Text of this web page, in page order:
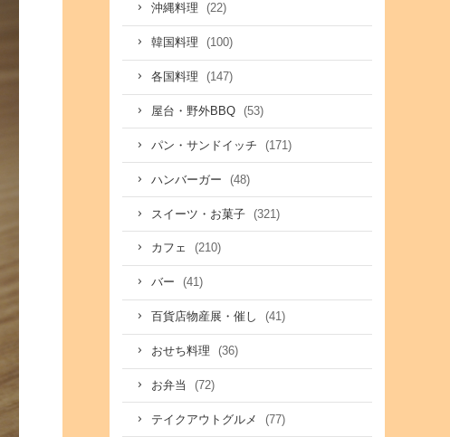
沖縄料理 (22)
韓国料理 (100)
各国料理 (147)
屋台・野外BBQ (53)
パン・サンドイッチ (171)
ハンバーガー (48)
スイーツ・お菓子 (321)
カフェ (210)
バー (41)
百貨店物産展・催し (41)
おせち料理 (36)
お弁当 (72)
テイクアウトグルメ (77)